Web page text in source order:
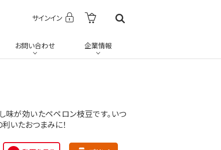
サインイン
お問い合わせ 企業情報
味が効いたペペロン枝豆です。いつ
いたおつまみに！